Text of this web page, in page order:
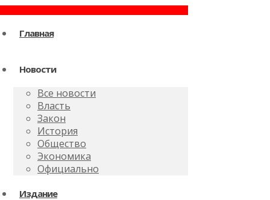
Главная
Новости
Все новости
Власть
Закон
История
Общество
Экономика
Официально
Издание